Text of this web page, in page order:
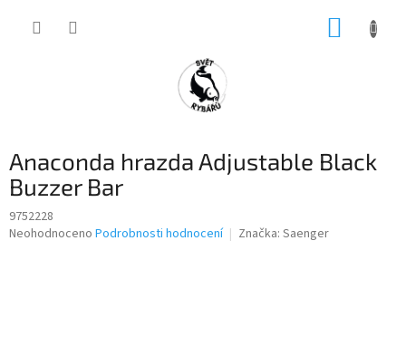
Anaconda hrazda Adjustable Black
Buzzer Bar
9752228
Průměrné
Neohodnoceno Podrobnosti hodnocení Značka: Saenger